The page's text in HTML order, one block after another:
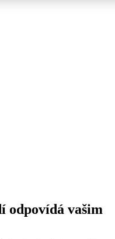
odpovídá vašim